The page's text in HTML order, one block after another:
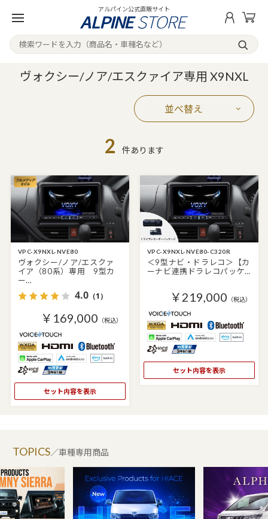
アルパイン公式直販サイト
ヴォクシー/ノア/エスクァイア専用 X9NXL
並べ替え
2 件あります
VPC-X9NXL-NVE80
ヴォクシー/ノア/エスクァ
イア（80系）専用 9型カ
ー…
4.0（1）
￥169,000 （税込）
セット内容を表示
VPC-X9NXL-NVE80-C320R
＜9型ナビ・ドラレコ＞【カ
ーナビ連携ドラレコパッケ…
￥219,000 （税込）
セット内容を表示
／車種専用商品